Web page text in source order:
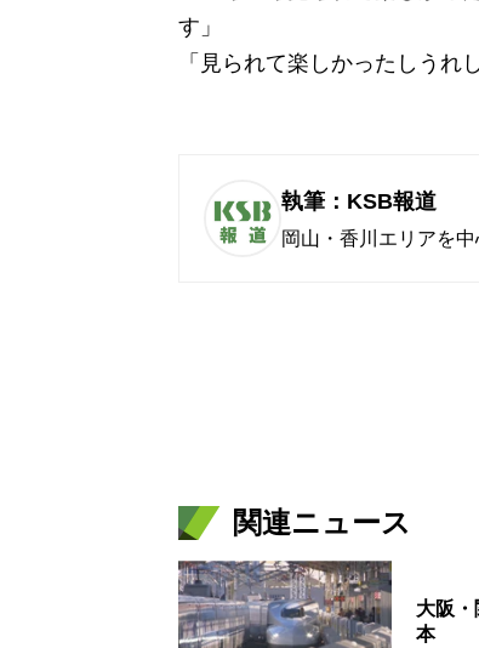
す」
「見られて楽しかったしうれ
執筆：KSB報道
岡山・香川エリアを
関連ニュース
大阪
本